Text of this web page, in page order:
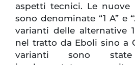
aspetti tecnici. Le nuove
sono denominate “1 A” e
varianti delle alternative
nel tratto da Eboli sino a
varianti sono state